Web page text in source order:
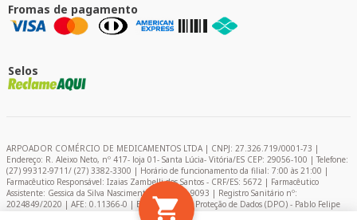
Fromas de pagamento
Selos
ARPOADOR COMÉRCIO DE MEDICAMENTOS LTDA | CNPJ: 27.326.719/0001-73 |
Endereço: R. Aleixo Neto, nº 417- loja 01- Santa Lúcia- Vitória/ES CEP: 29056-100 | Telefone:
(27) 99312-9711/ (27) 3382-3300 | Horário de funcionamento da filial: 7:00 às 21:00 |
Farmacêutico Responsável: Izaias Zambelli dos Santos - CRF/ES: 5672 | Farmacêutico
Assistente: Gessica da Silva Nascimento – CRF/ES: 9093 | Registro Sanitário nº:
2024849/2020 | AFE: 0.11366-0 | Encarregado de Proteção de Dados (DPO) - Pablo Felipe